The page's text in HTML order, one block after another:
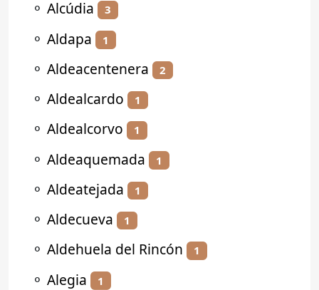
⚬ Alcúdia 3
⚬ Aldapa 1
⚬ Aldeacentenera 2
⚬ Aldealcardo 1
⚬ Aldealcorvo 1
⚬ Aldeaquemada 1
⚬ Aldeatejada 1
⚬ Aldecueva 1
⚬ Aldehuela del Rincón 1
⚬ Alegia 1